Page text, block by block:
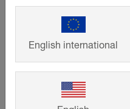
English international